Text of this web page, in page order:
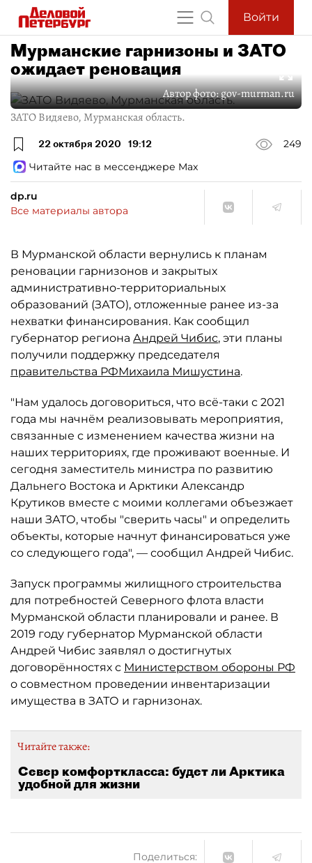
Войти
Мурманские гарнизоны и ЗАТО
ожидает реновация
Автор фото:gov-murman.ru
ЗАТО Видяево, Мурманская область.
22 октября 2020 19:12
249
Читайте нас в мессенджере Max
dp.ru
Все материалы автора
В Мурманской области вернулись к планам
реновации гарнизонов и закрытых
административно-территориальных
образований (ЗАТО), отложенные ранее из-за
нехватки финансирования. Как сообщил
губернатор региона Андрей Чибис, эти планы
получили поддержку председателя
правительства РФМихаила Мишустина.
"Нам удалось договориться, что всё-таки с 2021
года мы начнём реализовывать мероприятия,
связанные с изменением качества жизни на
наших территориях, где проживают военные. И
сегодня заместитель министра по развитию
Дальнего Востока и Арктики Александр
Крутиков вместе с моими коллегами объезжает
наши ЗАТО, чтобы "сверить часы" и определить
объекты, которые начнут финансироваться уже
со следующего года", — сообщил Андрей Чибис.
Запуск программы жилищного строительства
для потребностей Северного флота власти
Мурманской области планировали и ранее. В
2019 году губернатор Мурманской области
Андрей Чибис заявлял о достигнутых
договорённостях с Министерством обороны РФ
о совместном проведении инвентаризации
имущества в ЗАТО и гарнизонах.
Читайте также:
Север комфорткласса: будет ли Арктика
удобной для жизни
Поделиться: